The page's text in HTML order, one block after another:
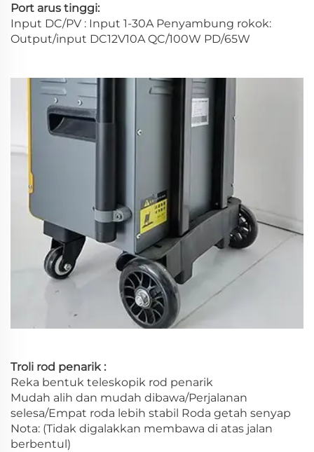
Port arus tinggi:
Input DC/PV : Input 1-30A Penyambung rokok:
Output/input DC12V10A QC/100W PD/65W
Troli rod penarik :
Reka bentuk teleskopik rod penarik
Mudah alih dan mudah dibawa/Perjalanan
selesa/Empat roda lebih stabil Roda getah senyap
Nota: (Tidak digalakkan membawa di atas jalan
berbentul)